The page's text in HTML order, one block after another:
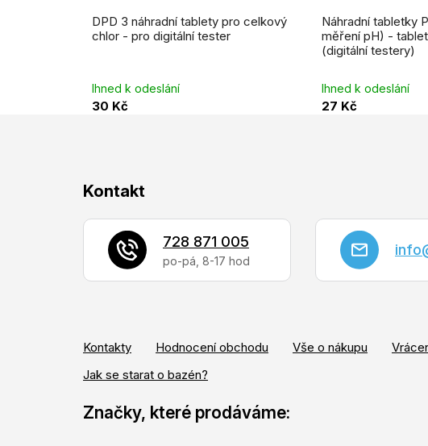
DPD 3 náhradní tablety pro celkový
chlor - pro digitální tester
Ihned k odeslání
30 Kč
Náhradní tabletky
měření pH) -
(digitální testery)
Ihned k odeslání
27 Kč
Kontakt
info
728 871 005
Kontakty Hodnocení obchodu Vše o nákupu
Jak se starat o bazén?